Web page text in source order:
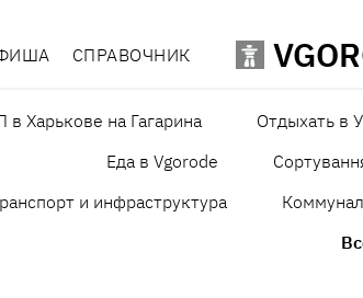
СПРАВОЧНИК
в Харькове на Гагарина Отдыхать в
Еда в Vgorode
и инфраструктура